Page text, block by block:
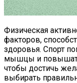
Физическая
факторов,
здоровья. Спорт
мышцы и
чтобы достичь
выбирать